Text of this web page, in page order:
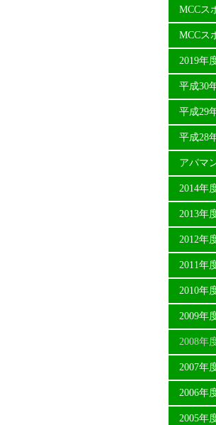
MCCス
MCCス
2019年
平成30
平成29
平成28
アパマ
2014年
2013年
2012年
2011年
2010年
2009年
2008年
2007年
2006年
2005年